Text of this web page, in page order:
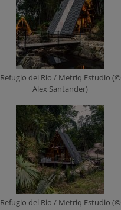
Refugio del Rio / Metriq Estudio (©
Alex Santander)
Refugio del Rio / Metriq Estudio (©